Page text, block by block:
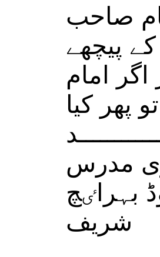
صاحب
پیچھے
امام
پھر کیا
مدرس
بہراٸچ
شریف